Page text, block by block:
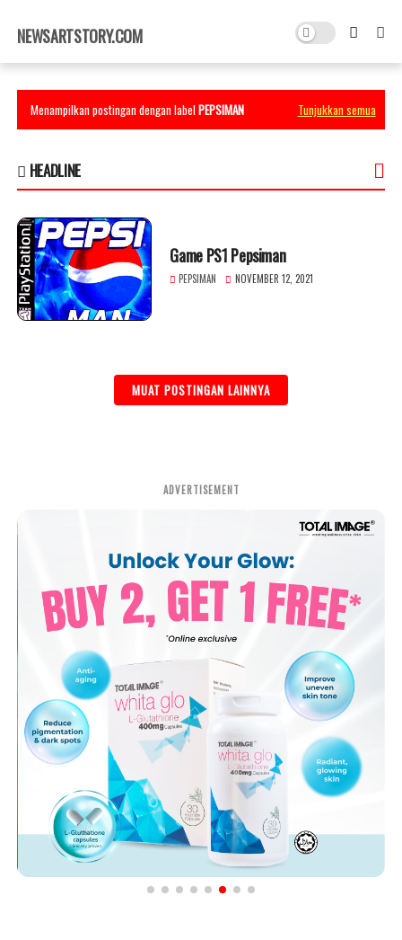
×
NEWSARTSTORY.COM
Menampilkan postingan dengan labelPEPSIMAN Tunjukkan semua
HEADLINE
Game PS1 Pepsiman
PEPSIMAN NOVEMBER 12, 2021
MUAT POSTINGAN LAINNYA
ADVERTISEMENT